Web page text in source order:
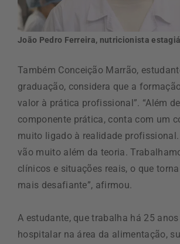
João Pedro Ferreira, nutricionista
Também Conceição Marrão,
graduação, considera que a
valor à prática profissional”. “Além
componente prática, conta com um
muito ligado à realidade
vão muito além da teoria.
clínicos e situações reais, o que
mais desafiante”, afirmou.
A estudante, que trabalha há 25
hospitalar na área da alimentação,